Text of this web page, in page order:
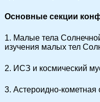
Основные секции
1. Малые тела
изучения малых тел
2. ИСЗ и космический
3. Астероидно-кометная